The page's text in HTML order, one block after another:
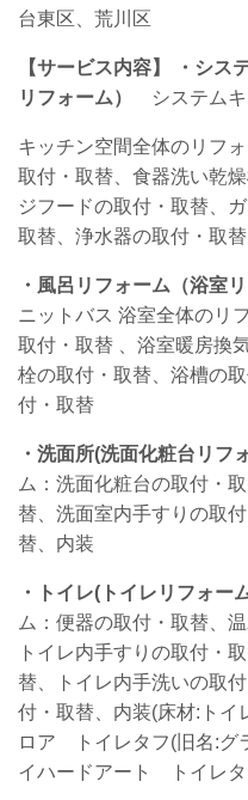
台東区、荒川区
【サービス内容】
・シス
リフォーム）
システム
キッチン空間全体のリフ
取付・取替、食器洗い乾
ジフードの取付・取替、
取替、浄水器の取付・取
・ 風呂リフォーム（浴室リ
ニットバス 浴室全体のリ
取付・取替
、浴室暖房換
栓の取付・取替、浴槽の
付・取替
・洗面所(洗面化粧台リフ
ム：洗面化粧台の取付・
替、洗面室内手すりの取
替、内装
・トイレ( トイレリフォー
ム：便器の取付・取替、
トイレ内手すりの取付・
替、トイレ内手洗いの取
付・取替、内装(床材:ト
ロア トイレタフ(旧名:グ
イハードアート トイレタ